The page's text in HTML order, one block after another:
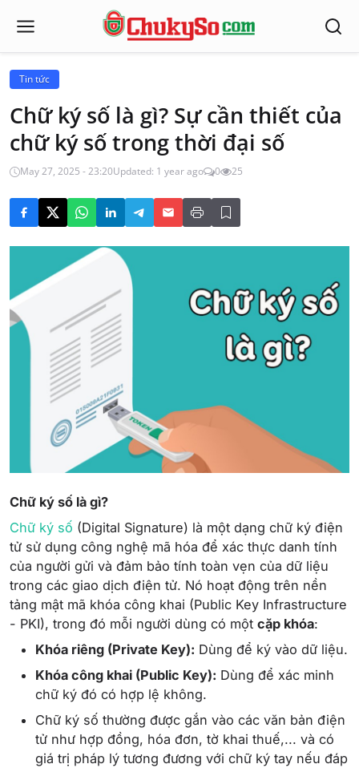
Tin tức
Chữ ký số là gì? Sự cần thiết của
chữ ký số trong thời đại số
May 27, 2025 - 23:20Updated: 1 year ago 0 25
Chữ ký số là gì?
Chữ ký số (Digital Signature) là một dạng chữ ký điện
tử sử dụng công nghệ mã hóa để xác thực danh tính
của người gửi và đảm bảo tính toàn vẹn của dữ liệu
trong các giao dịch điện tử. Nó hoạt động trên nền
tảng mật mã khóa công khai (Public Key Infrastructure
- PKI), trong đó mỗi người dùng có một cặp khóa:
Khóa riêng (Private Key): Dùng để ký vào dữ liệu.
Khóa công khai (Public Key): Dùng để xác minh
chữ ký đó có hợp lệ không.
Chữ ký số thường được gắn vào các văn bản điện
tử như hợp đồng, hóa đơn, tờ khai thuế,... và có
giá trị pháp lý tương đương với chữ ký tay nếu đáp